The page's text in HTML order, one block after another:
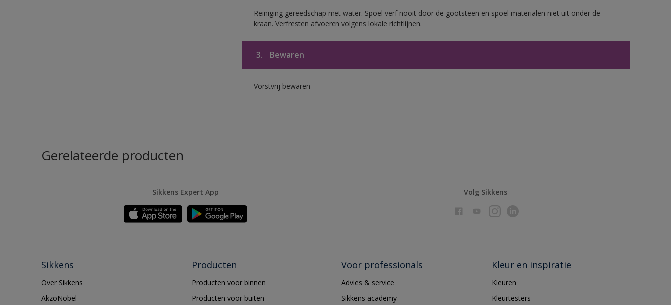
Reiniging gereedschap met water. Spoel verf nooit door de gootsteen en spoel materialen niet uit onder de
kraan. Verfresten afvoeren volgens lokale richtlijnen.
3. Bewaren
Vorstvrij bewaren
Gerelateerde producten
Sikkens Expert App Volg Sikkens
Sikkens
Over Sikkens
AkzoNobel
Producten
Producten voor binnen
Producten voor buiten
Voor professionals
Advies & service
Sikkens academy
Kleur en inspiratie
Kleuren
Kleurtesters